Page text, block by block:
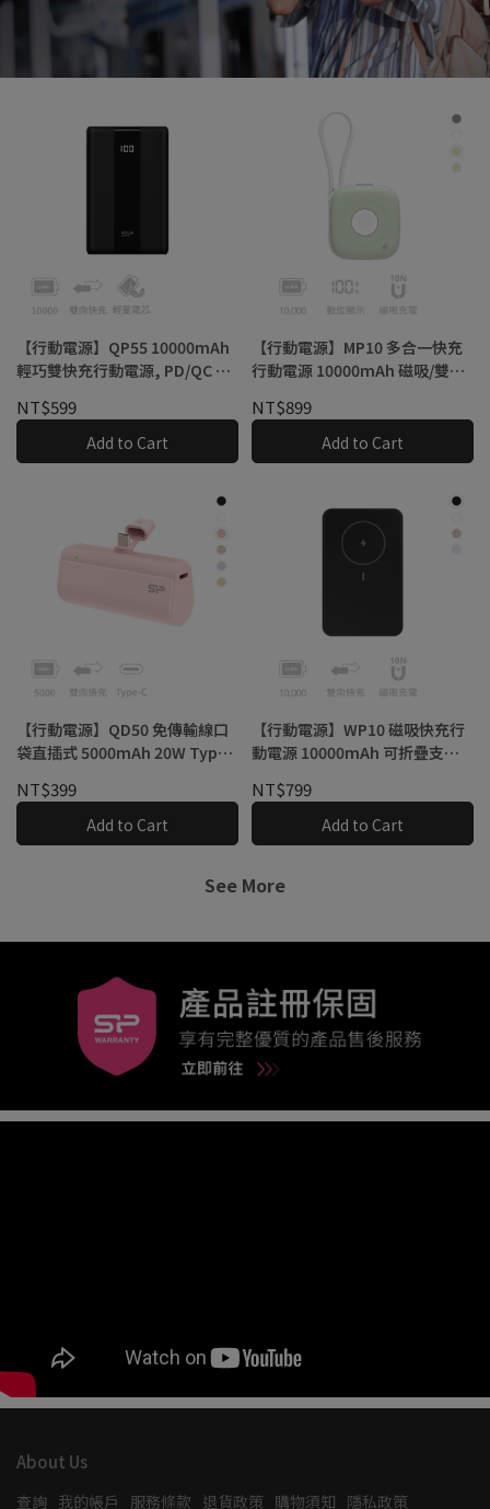
【行動電源】QP55 10000mAh
輕巧雙快充行動電源, PD/QC 雙
C雙向快充, 可登機+電量顯示
NT$599
Add to Cart
【行動電源】MP10 多合一快充
行動電源 10000mAh 磁吸/雙充
充, 可攜帶登機
NT$899
Add to Cart
【行動電源】QD50 免傳輸線口
袋直插式 5000mAh 20W TypeC
NT$399
Add to Cart
【行動電源】WP10 磁吸快充行
動電源 10000mAh 可折疊支架,
NT$799
Add to Cart
See More
About Us
查詢 我的帳戶 服務條款 退貨政策 購物須知 隱私政策